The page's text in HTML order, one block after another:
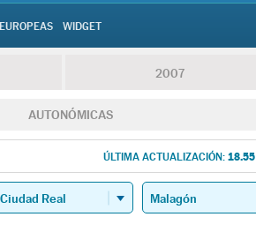
EUROPEAS WIDGET
2007
AUTONÓMICAS
ÚLTIMA ACTUALIZACIÓN: 18.55